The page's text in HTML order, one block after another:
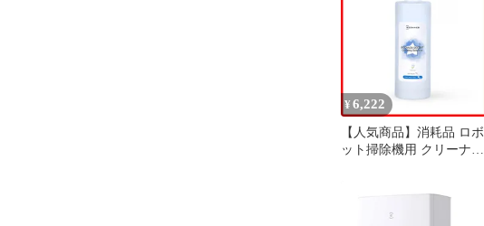
¥ 6,222
【人気商品】消耗品 ロボ
ット掃除機用 クリーナー
OMNI/T20 OMNI/T30 専
用洗浄剤（1L）